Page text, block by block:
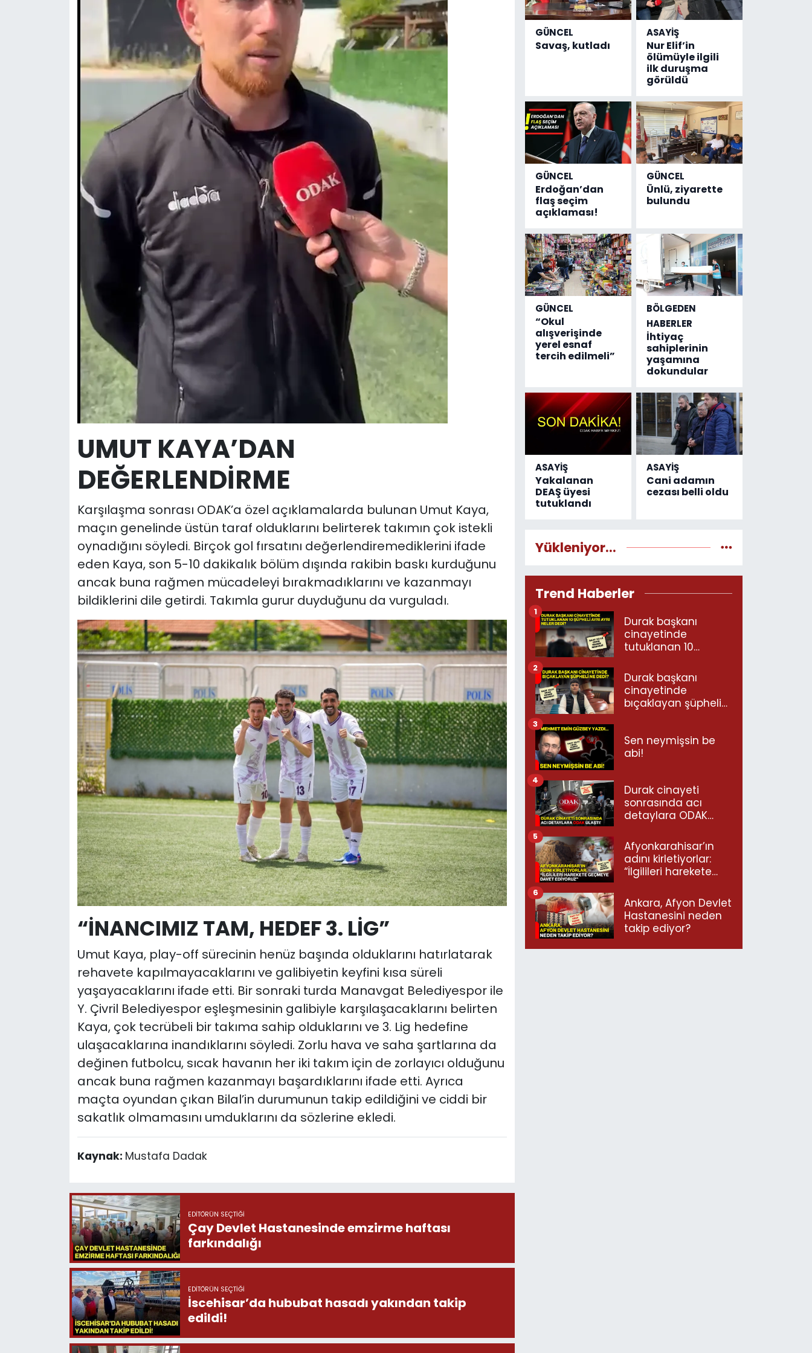
UMUT KAYA’DAN
DEĞERLENDİRME
Karşılaşma sonrası ODAK’a özel açıklamalarda bulunan Umut Kaya,
maçın genelinde üstün taraf olduklarını belirterek takımın çok istekli
oynadığını söyledi. Birçok gol fırsatını değerlendiremediklerini ifade
eden Kaya, son 5-10 dakikalık bölüm dışında rakibin baskı kurduğunu
ancak buna rağmen mücadeleyi bırakmadıklarını ve kazanmayı
bildiklerini dile getirdi. Takımla gurur duyduğunu da vurguladı.
“İNANCIMIZ TAM, HEDEF 3. LİG”
Umut Kaya, play-off sürecinin henüz başında olduklarını hatırlatarak
rehavete kapılmayacaklarını ve galibiyetin keyfini kısa süreli
yaşayacaklarını ifade etti. Bir sonraki turda Manavgat Belediyespor ile
Y. Çivril Belediyespor eşleşmesinin galibiyle karşılaşacaklarını belirten
Kaya, çok tecrübeli bir takıma sahip olduklarını ve 3. Lig hedefine
ulaşacaklarına inandıklarını söyledi. Zorlu hava ve saha şartlarına da
değinen futbolcu, sıcak havanın her iki takım için de zorlayıcı olduğunu
ancak buna rağmen kazanmayı başardıklarını ifade etti. Ayrıca
maçta oyundan çıkan Bilal’in durumunun takip edildiğini ve ciddi bir
sakatlık olmamasını umduklarını da sözlerine ekledi.
Kaynak: Mustafa Dadak
EDITÖRÜN SEÇTIĞI
Çay Devlet Hastanesinde emzirme haftası
farkındalığı
EDITÖRÜN SEÇTIĞI
İscehisar’da hububat hasadı yakından takip
edildi!
GÜNCEL
Savaş, kutladı
ASAYİŞ
Nur Elif’in
ölümüyle ilgili
ilk duruşma
görüldü
GÜNCEL
Erdoğan’dan
flaş seçim
açıklaması!
GÜNCEL
Ünlü, ziyarette
bulundu
GÜNCEL
“Okul
alışverişinde
yerel esnaf
tercih edilmeli”
BÖLGEDEN
HABERLER
İhtiyaç
sahiplerinin
yaşamına
dokundular
ASAYİŞ
Yakalanan
DEAŞ üyesi
tutuklandı
ASAYİŞ
Cani adamın
cezası belli oldu
Yükleniyor...
Trend Haberler
Durak başkanı
cinayetinde
tutuklanan 10
neler dedi?
1
Durak başkanı
cinayetinde
bıçaklayan şüpheli
2
Sen neymişsin be
abi!
3
Durak cinayeti
sonrasında acı
detaylara ODAK
4
Afyonkarahisar’ın
adını kirletiyorlar:
“İlgilileri harekete
ediyoruz”
5
Ankara, Afyon Devlet
Hastanesini neden
takip ediyor?
6